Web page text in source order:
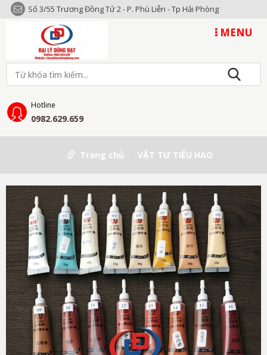
Số 3/55 Trương Đồng Tử 2 - P. Phù Liễn - Tp Hải Phòng
MENU
Hotline
0982.629.659
Trang chủ VẬT TƯ TIÊU HAO